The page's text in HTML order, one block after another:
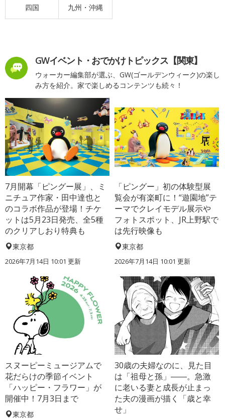
四国 九州・沖縄
GWイベント・おでかけトピックス【関東】
ウォーカー編集部が選ぶ、GW(ゴールデンウィーク)の楽し
み方を紹介。家で楽しめるコンテンツも続々！
7月開幕「ピングー展」、ミ
ニチュア作家・田中達也と
のコラボ作品が登場！チケ
ットは5月23日発売、全5種
のクリアしおり特典も
東京都
2026年7月14日 10:01 更新
「ピングー」初の体験型展
覧会が有楽町に！“遊園地”テ
ーマでクレイモデル展示や
フォトスポット、JR上野駅で
は先行映像も
東京都
2026年7月14日 10:01 更新
スヌーピーミュージアムで
花だらけの季節イベント
「ハッピー・フラワー」が
開催中！7月3日まで
東京都
30歳の夫婦なのに、見た目
は「祖母と孫」――。急激
に老いる妻と成長が止まっ
た夫の漫画が描く「歳と幸
せ」